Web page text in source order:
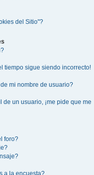
del Sitio"?
tiempo sigue siendo incorrecto!
mi nombre de usuario?
un usuario, ¡me pide que me
foro?
a la encuesta?